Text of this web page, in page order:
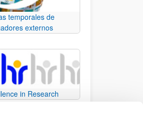
temporales de
externos
in Research